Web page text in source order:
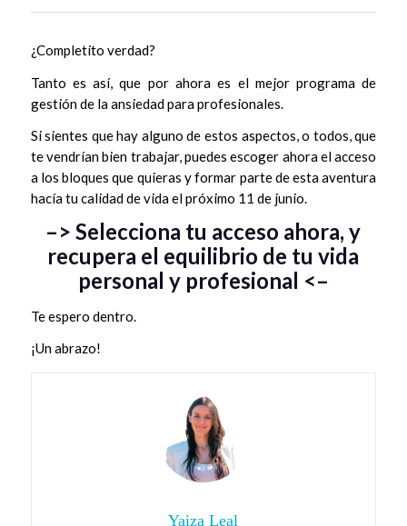
¿Completito verdad?
Tanto es así, que por ahora es el mejor programa de
gestión de la ansiedad para profesionales.
Si sientes que hay alguno de estos aspectos, o todos, que
te vendrían bien trabajar, puedes escoger ahora el acceso
a los bloques que quieras y formar parte de esta aventura
hacía tu calidad de vida el próximo 11 de junio.
–> Selecciona tu acceso ahora, y
recupera el equilibrio de tu vida
personal y profesional <–
Te espero dentro.
¡Un abrazo!
Yaiza Leal